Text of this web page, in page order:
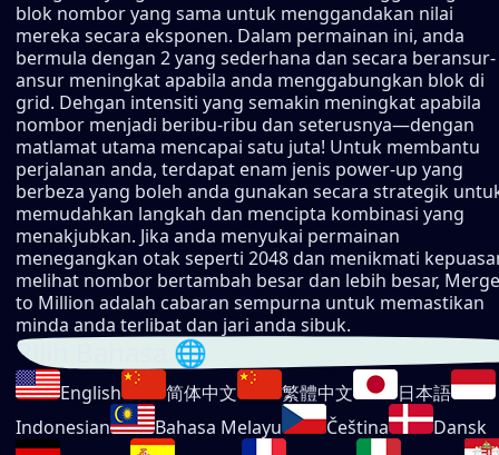
blok nombor yang sama untuk menggandakan nilai
mereka secara eksponen. Dalam permainan ini, anda
bermula dengan 2 yang sederhana dan secara beransur-
ansur meningkat apabila anda menggabungkan blok di
grid. Dehgan intensiti yang semakin meningkat apabila
nombor menjadi beribu-ribu dan seterusnya—dengan
matlamat utama mencapai satu juta! Untuk membantu
perjalanan anda, terdapat enam jenis power-up yang
berbeza yang boleh anda gunakan secara strategik
memudahkan langkah dan mencipta kombinasi yang
menakjubkan. Jika anda menyukai permainan
menegangkan otak seperti 2048 dan menikmati
melihat nombor bertambah besar dan lebih besar, Merge
to Million adalah cabaran sempurna untuk memastikan
minda anda terlibat dan jari anda sibuk.
Pilih Bahasa 🌐
English 简体中文 繁體中文
日本語
Indonesian
Bahasa Melayu Čeština
Dansk